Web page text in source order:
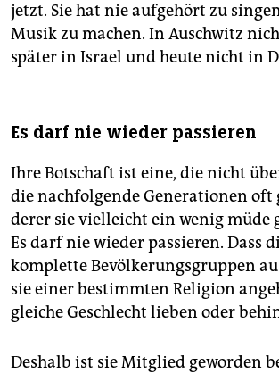
jetzt. Sie hat nie aufgehört zu
Musik zu machen. In Auschwitz
später in Israel und heute nicht in
Es darf nie wieder passieren
Ihre Botschaft ist eine, die nicht
die nachfolgende Generationen oft
derer sie vielleicht ein wenig müde
Es darf nie wieder passieren. Dass
komplette Bevölkerungsgruppen
sie einer bestimmten Religion
gleiche Geschlecht lieben oder
Deshalb ist sie Mitglied geworden